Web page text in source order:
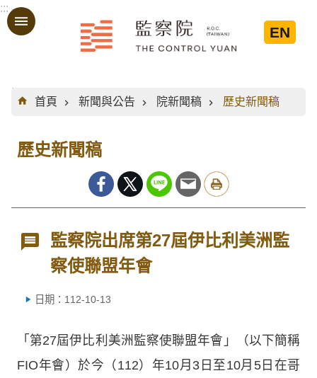
跳到主要內容區塊
:::
EN
:::
首頁
新聞與公告 院新聞稿 歷史新聞稿
歷史新聞稿
監察院出席第27屆伊比利美洲監
察使聯盟年會
日期：112-10-13
「第27屆伊比利美洲監察使聯盟年會」（以下簡稱
FIO年會）於今（112）年10月3日至10月5日在哥